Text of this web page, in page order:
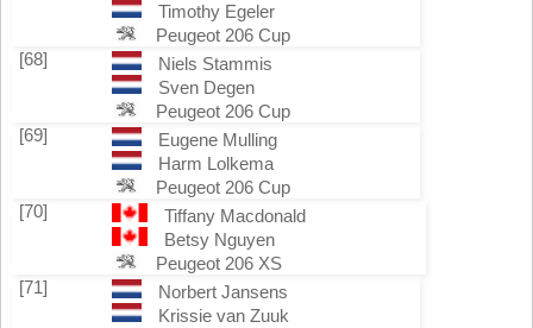
Timothy Egeler
Peugeot 206 Cup
[68]
Niels Stammis
Sven Degen
Peugeot 206 Cup
[69]
Eugene Mulling
Harm Lolkema
Peugeot 206 Cup
[70]
Tiffany Macdonald
Betsy Nguyen
Peugeot 206 XS
[71]
Norbert Jansens
Krissie van Zuuk